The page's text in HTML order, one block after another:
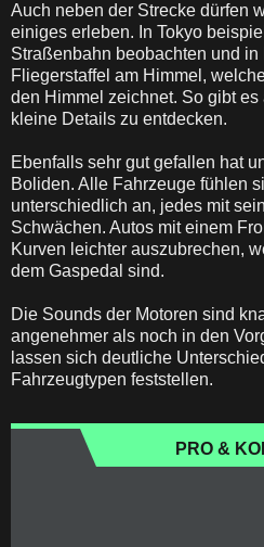
Auch neben der Strecke dürfen
einiges erleben. In Tokyo
Straßenbahn beobachten und
Fliegerstaffel am Himmel,
den Himmel zeichnet. So gibt
kleine Details zu entdecken.
Ebenfalls sehr gut gefallen hat
Boliden. Alle Fahrzeuge fühlen
unterschiedlich an, jedes mit
Schwächen. Autos mit einem
Kurven leichter auszubrechen,
dem Gaspedal sind.
Die Sounds der Motoren sind
angenehmer als noch in den
lassen sich deutliche
Fahrzeugtypen feststellen.
PRO &